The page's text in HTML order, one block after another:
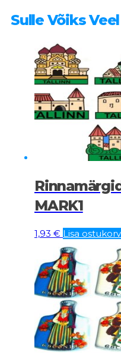
Sulle Võiks
MARK1
1,93 € Lisa